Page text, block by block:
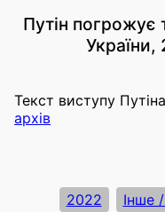
Путін погрожує
України,
Текст виступу
архів
2022 Інше